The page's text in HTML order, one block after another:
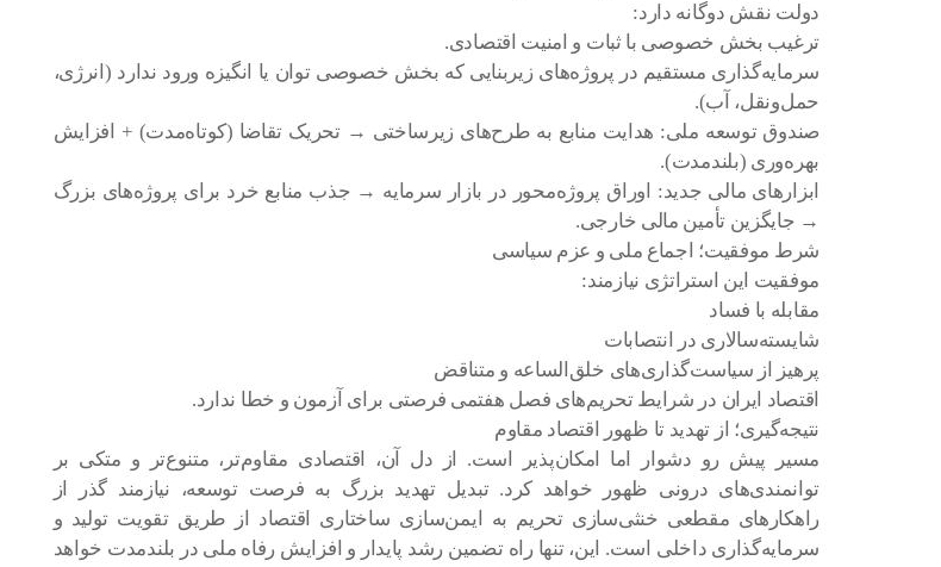
دولت نقش دوگانه دارد:
ترغیب بخش خصوصی با ثبات و امنیت اقتصادی.
سرمایه‌گذاری مستقیم در پروژه‌های زیربنایی که بخش خصوصی توان یا انگیزه ورود ندارد (انرژی،
حمل‌ونقل، آب).
صندوق توسعه ملی: هدایت منابع به طرح‌های زیرساختی → تحریک تقاضا (کوتاه‌مدت) + افزایش
بهره‌وری (بلندمدت).
ابزارهای مالی جدید: اوراق پروژه‌محور در بازار سرمایه → جذب منابع خرد برای پروژه‌های بزرگ
→ جایگزین تأمین مالی خارجی.
شرط موفقیت؛ اجماع ملی و عزم سیاسی
موفقیت این استراتژی نیازمند:
مقابله با فساد
شایسته‌سالاری در انتصابات
پرهیز از سیاست‌گذاری‌های خلق‌الساعه و متناقض
اقتصاد ایران در شرایط تحریم‌های فصل هفتمی فرصتی برای آزمون و خطا ندارد.
نتیجه‌گیری؛ از تهدید تا ظهور اقتصاد مقاوم
مسیر پیش رو دشوار اما امکان‌پذیر است. از دل آن، اقتصادی مقاوم‌تر، متنوع‌تر و متکی بر
توانمندی‌های درونی ظهور خواهد کرد. تبدیل تهدید بزرگ به فرصت توسعه، نیازمند گذر از
راهکارهای مقطعی خنثی‌سازی تحریم به ایمن‌سازی ساختاری اقتصاد از طریق تقویت تولید و
سرمایه‌گذاری داخلی است. این، تنها راه تضمین رشد پایدار و افزایش رفاه ملی در بلندمدت خواهد